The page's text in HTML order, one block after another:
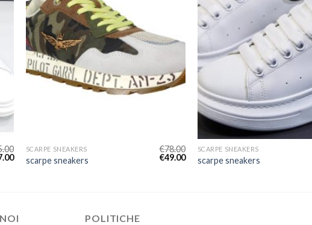
SCARPE SNEAKERS
scarpe sneakers
€78.00
€49.00
SCARPE SNEAKERS
scarpe sneakers
POLITICHE